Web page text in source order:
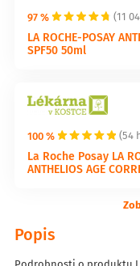
97 % (11
LA ROCHE-POSAY
SPF50 50ml
100 % (54
La Roche Posay LA
ANTHELIOS AGE
Popis